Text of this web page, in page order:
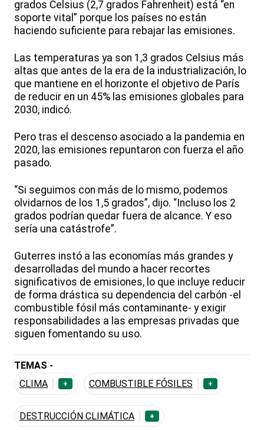
grados Celsius (2,7 grados Fahrenheit) está “en
soporte vital” porque los países no están
haciendo suficiente para rebajar las emisiones.
Las temperaturas ya son 1,3 grados Celsius más
altas que antes de la era de la industrialización, lo
que mantiene en el horizonte el objetivo de París
de reducir en un 45% las emisiones globales para
2030, indicó.
Pero tras el descenso asociado a la pandemia en
2020, las emisiones repuntaron con fuerza el año
pasado.
“Si seguimos con más de lo mismo, podemos
olvidarnos de los 1,5 grados”, dijo. “Incluso los 2
grados podrían quedar fuera de alcance. Y eso
sería una catástrofe”.
Guterres instó a las economías más grandes y
desarrolladas del mundo a hacer recortes
significativos de emisiones, lo que incluye reducir
de forma drástica su dependencia del carbón -el
combustible fósil más contaminante- y exigir
responsabilidades a las empresas privadas que
siguen fomentando su uso.
TEMAS -
CLIMA
+ COMBUSTIBLE FÓSILES +
DESTRUCCIÓN CLIMÁTICA +